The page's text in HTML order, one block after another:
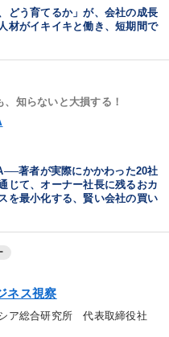
どう育てるか」が、会社の成長
材がイキイキと働き、短期間で
知らないと大損する！
著者が実際にかかわった20社
じて、オーナー社長に残るおカ
を最小化する、賢い会社の買い
ネス視察
ア総合研究所 代表取締役社